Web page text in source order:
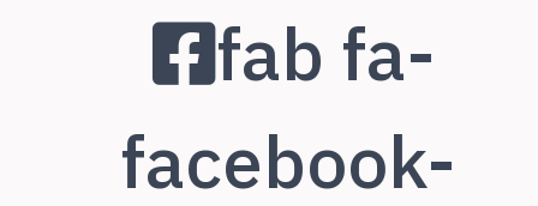
fab fa-
facebook-